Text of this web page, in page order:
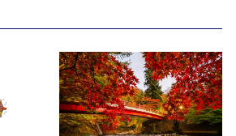
まぐ
高く評